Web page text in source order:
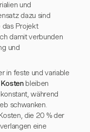
und
dazu sind
Projekt
damit verbunden
und
in feste und variable
bleiben
während
schwanken.
die 20 % der
eine